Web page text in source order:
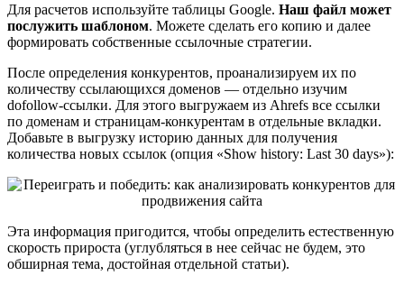
Для расчетов используйте таблицы Google. Наш файл может
послужить шаблоном. Можете сделать его копию и далее
формировать собственные ссылочные стратегии.
После определения конкурентов, проанализируем их по
количеству ссылающихся доменов — отдельно изучим
dofollow-ссылки. Для этого выгружаем из Ahrefs все ссылки
по доменам и страницам-конкурентам в отдельные вкладки.
Добавьте в выгрузку историю данных для получения
количества новых ссылок (опция «Show history: Last 30 days»):
Эта информация пригодится, чтобы определить естественную
скорость прироста (углубляться в нее сейчас не будем, это
обширная тема, достойная отдельной статьи).